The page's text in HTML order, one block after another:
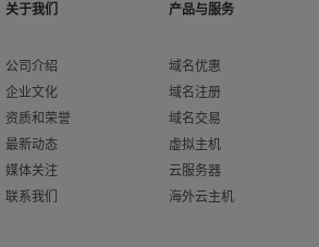
关于我们
公司介绍
企业文化
资质和荣誉
最新动态
媒体关注
联系我们
产品与服务
域名优惠
域名注册
域名交易
虚拟主机
云服务器
海外云主机